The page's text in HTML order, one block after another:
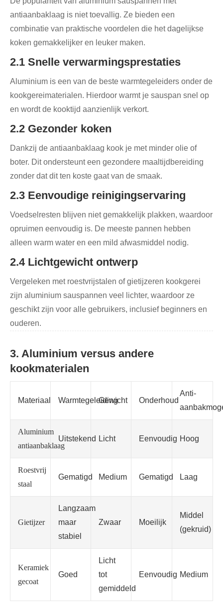
antiaanbaklaag is niet toevallig. Ze bieden een
combinatie van praktische voordelen die het dagelijkse
koken gemakkelijker en leuker maken.
2.1 Snelle verwarmingsprestaties
Aluminium is een van de beste warmtegeleiders onder de
kookgereimaterialen. Hierdoor warmt je sauspan snel op
en wordt de kooktijd aanzienlijk verkort.
2.2 Gezonder koken
Dankzij de antiaanbaklaag kook je met minder olie of
boter. Dit ondersteunt een gezondere maaltijdbereiding
zonder dat dit ten koste gaat van de smaak.
2.3 Eenvoudige reinigingservaring
Voedselresten blijven niet gemakkelijk plakken, waardoor
opruimen eenvoudig is. De meeste pannen hebben
alleen warm water en een mild afwasmiddel nodig.
2.4 Lichtgewicht ontwerp
Vergeleken met roestvrijstalen of gietijzeren kookgerei
zijn aluminium sauspannen veel lichter, waardoor ze
geschikt zijn voor alle gebruikers, inclusief beginners en
ouderen.
3. Aluminium versus andere
kookmaterialen
Materiaal Warmtegeleiding
Gewicht Onderhoud
Anti-
Aluminium
antiaanbaklaag
Uitstekend Licht Eenvoudig Hoog
Roestvrij
staal
Gematigd Medium Gematigd Laag
Gietijzer
Langzaam
maar
stabiel
Zwaar Moeilijk
Middel
(gekruid)
Keramiek
gecoat
Goed
Licht
tot
gemiddeld
Eenvoudig Medium